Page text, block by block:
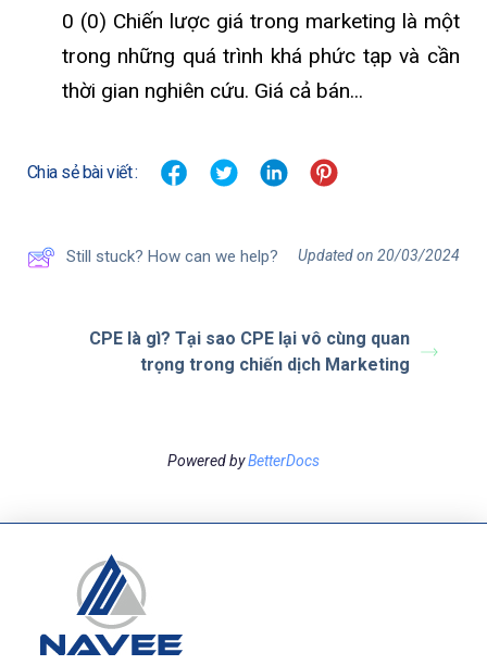
0 (0) Chiến lược giá trong marketing là một
trong những quá trình khá phức tạp và cần
thời gian nghiên cứu. Giá cả bán...
Chia sẻ bài viết :
Still stuck? How can we help? Updated on 20/03/2024
CPE là gì? Tại sao CPE lại vô cùng quan
trọng trong chiến dịch Marketing
Powered byBetterDocs